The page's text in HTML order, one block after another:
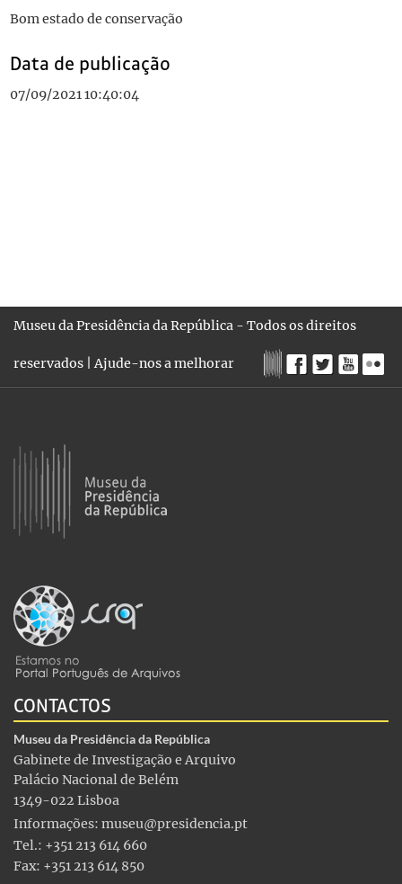
Bom estado de conservação
Data de publicação
07/09/2021 10:40:04
Museu da Presidência da República - Todos os direitos
reservados |Ajude-nos a melhorar
CONTACTOS
Museu da Presidência da República
Gabinete de Investigação e Arquivo
Palácio Nacional de Belém
1349-022 Lisboa
Informações: museu@presidencia.pt
Tel.: +351 213 614 660
Fax: +351 213 614 850